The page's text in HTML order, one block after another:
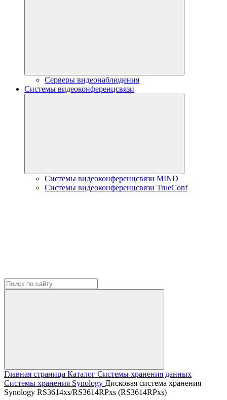
Серверы видеонаблюдения
Системы видеоконференцсвязи
Системы видеоконференцсвязи MIND
Системы видеоконференцсвязи TrueConf
Главная страница Каталог Системы хранения данных
Системы хранения Synology Дисковая система хранения
Synology RS3614xs/RS3614RPxs (RS3614RPxs)